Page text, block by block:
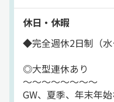
休日・休暇
◆完全週休2日制（水･
◎大型連休あり
～～～～～～～～
GW、夏季、年末年